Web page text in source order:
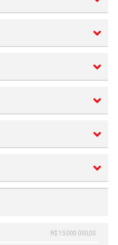
R$ 15.000.000,00